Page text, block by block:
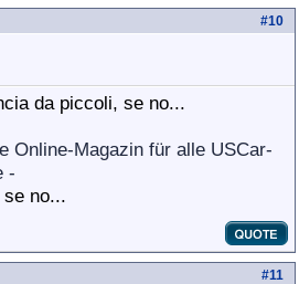
#10
da piccoli, se no...
Online-Magazin für alle USCar-
-
no...
#11